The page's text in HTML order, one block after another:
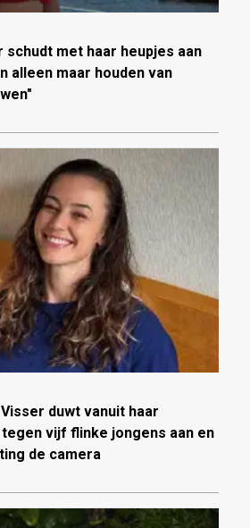
schudt met haar heupjes aan
alleen maar houden van
duwt vanuit haar
vijf flinke jongens aan en
de camera